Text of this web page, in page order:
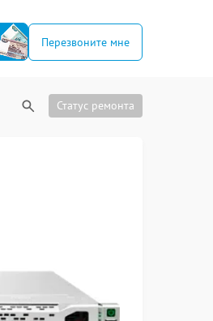
Перезвоните мне
Статус ремонта